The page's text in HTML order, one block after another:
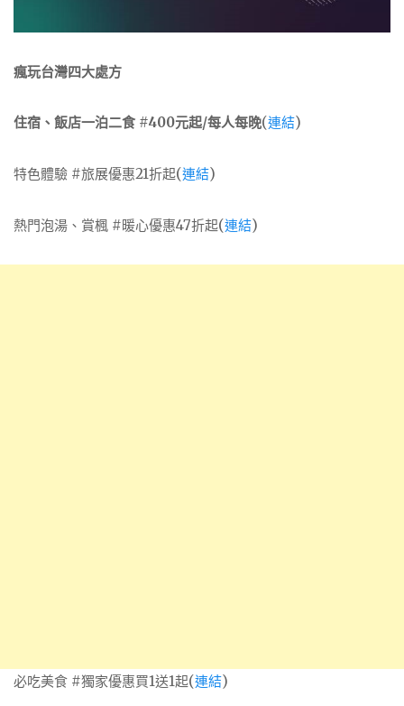
瘋玩台灣四大處方
住宿、飯店一泊二食 #400元起/每人每晚(連結)
特色體驗 #旅展優惠21折起(連結)
熱門泡湯、賞楓 #暖心優惠47折起(連結)
必吃美食 #獨家優惠買1送1起(連結)